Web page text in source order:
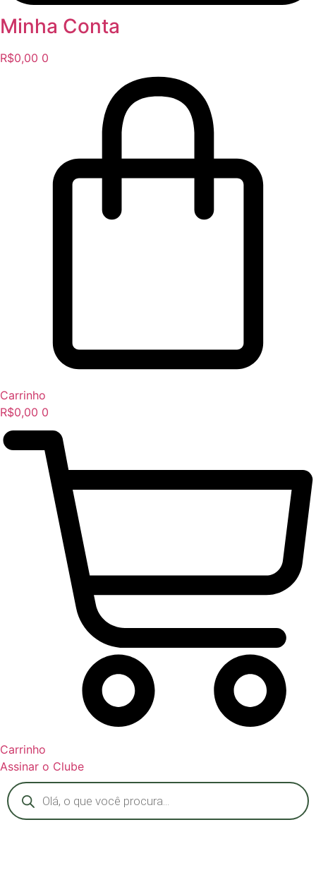
Minha Conta
R$0,00 0
Carrinho
R$0,00 0
Carrinho
Assinar o Clube
Pesquisar
produtos